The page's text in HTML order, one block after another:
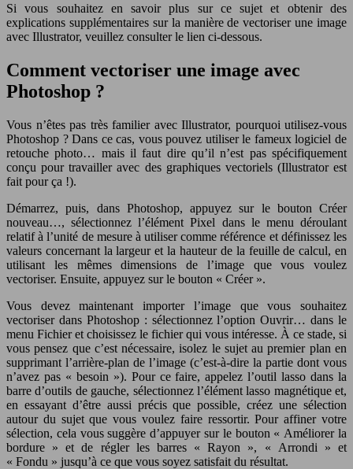
Si vous souhaitez en savoir plus sur ce sujet et obtenir des
explications supplémentaires sur la manière de vectoriser une image
avec Illustrator, veuillez consulter le lien ci-dessous.
Comment vectoriser une image avec
Photoshop ?
Vous n’êtes pas très familier avec Illustrator, pourquoi utilisez-vous
Photoshop ? Dans ce cas, vous pouvez utiliser le fameux logiciel de
retouche photo… mais il faut dire qu’il n’est pas spécifiquement
conçu pour travailler avec des graphiques vectoriels (Illustrator est
fait pour ça !).
Démarrez, puis, dans Photoshop, appuyez sur le bouton Créer
nouveau…, sélectionnez l’élément Pixel dans le menu déroulant
relatif à l’unité de mesure à utiliser comme référence et définissez les
valeurs concernant la largeur et la hauteur de la feuille de calcul, en
utilisant les mêmes dimensions de l’image que vous voulez
vectoriser. Ensuite, appuyez sur le bouton « Créer ».
Vous devez maintenant importer l’image que vous souhaitez
vectoriser dans Photoshop : sélectionnez l’option Ouvrir… dans le
menu Fichier et choisissez le fichier qui vous intéresse. À ce stade, si
vous pensez que c’est nécessaire, isolez le sujet au premier plan en
supprimant l’arrière-plan de l’image (c’est-à-dire la partie dont vous
n’avez pas « besoin »). Pour ce faire, appelez l’outil lasso dans la
barre d’outils de gauche, sélectionnez l’élément lasso magnétique et,
en essayant d’être aussi précis que possible, créez une sélection
autour du sujet que vous voulez faire ressortir. Pour affiner votre
sélection, cela vous suggère d’appuyer sur le bouton « Améliorer la
bordure » et de régler les barres « Rayon », « Arrondi » et
« Fondu » jusqu’à ce que vous soyez satisfait du résultat.